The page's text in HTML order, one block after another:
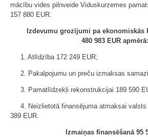
mācību vides pilnveide Viduskurzemes
157 880 EUR.
Izdevumu grozījumi pa ekonomiskās
480 983 EUR apmērā:
1. Atlīdzība 172 249 EUR;
2. Pakalpojumu un preču izmaksas
3. Pamatlīdzekļi rekonstrukcijai 189 590
4. Neizlietotā finansējuma atmaksai
389 EUR.
Izmaiņas finansēšanā 95